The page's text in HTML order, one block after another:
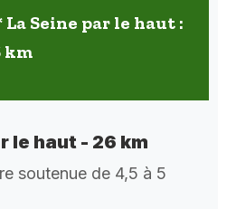
La Seine par le haut :
km
le haut - 26 km
soutenue de 4,5 à 5